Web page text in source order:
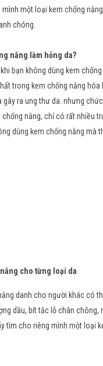
một loại kem chống
chóng.
nắng làm hỏng da?
bạn không dùng kem
trong kem chống nắng hóa
gây ra ung thư da. nhưng
nắng, chỉ có rất nhiều
dùng kem chống nắng mà
cho từng loại da
danh cho người khác có
dầu, bít tắc lỗ chân chông,
tìm cho riêng mình một loại